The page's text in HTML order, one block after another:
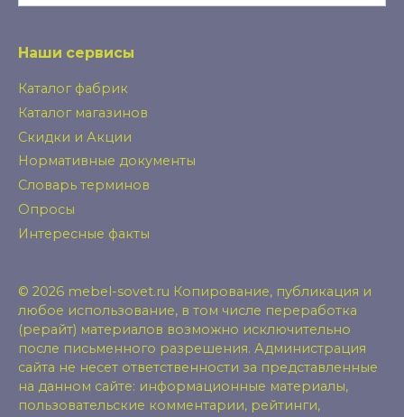
Наши сервисы
Каталог фабрик
Каталог магазинов
Скидки и Акции
Нормативные документы
Словарь терминов
Опросы
Интересные факты
© 2026 mebel-sovet.ru Копирование, публикация и
любое использование, в том числе переработка
(рерайт) материалов возможно исключительно
после письменного разрешения. Администрация
сайта не несет ответственности за представленные
на данном сайте: информационные материалы,
пользовательские комментарии, рейтинги,